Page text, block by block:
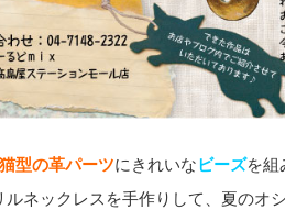
猫型の革パーツにきれいなビーズを組
ルネックレスを手作りして、夏のオ